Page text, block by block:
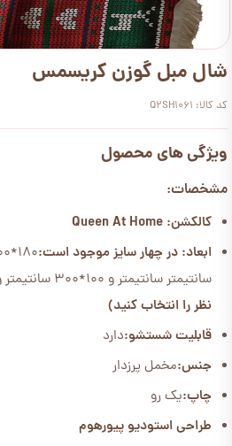
شال مبل گوزن کریسمس
کد کالا: Q2SH1061
ویژگی های محصول
مشخصات:
کالکشن: Queen At Home
ابعاد: در چهار سایز موجود است:
سانتیمتر سانتیمتر و 100*300 سانتیمتر و 150 در 300
نظر را انتخاب کنید)
قابلیت شستشو:دارد
جنس:مخمل پرزدار
چاپ:یک رو
طراحی استودیو پیورهوم